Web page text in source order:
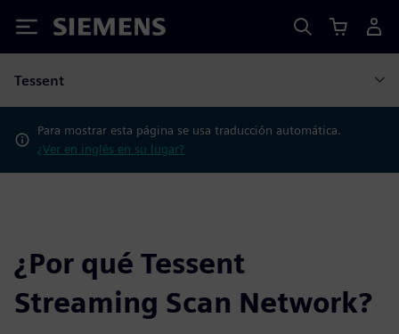
Siemens
Tessent
Para mostrar esta página se usa traducción automática.
¿Ver en inglés en su lugar?
¿Por qué Tessent
Streaming Scan Network?